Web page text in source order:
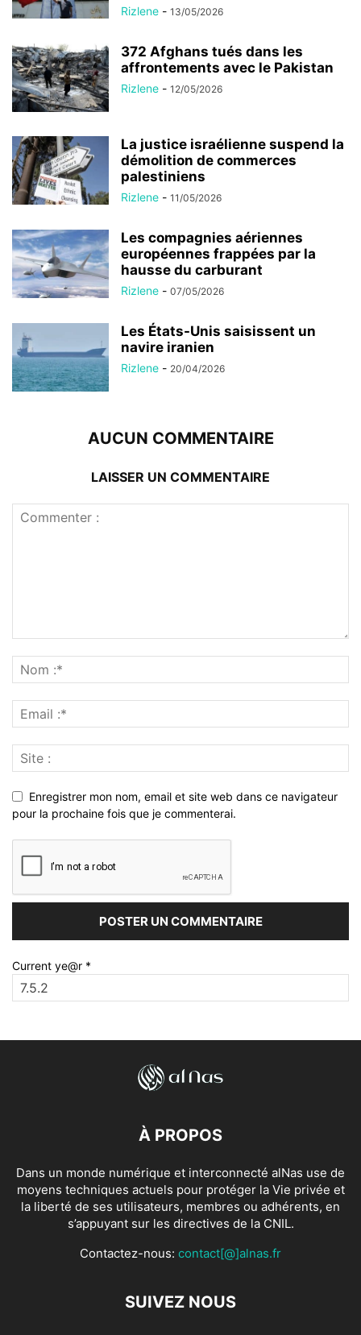
Rizlene - 13/05/2026
372 Afghans tués dans les
affrontements avec le Pakistan
Rizlene - 12/05/2026
La justice israélienne suspend la
démolition de commerces
palestiniens
Rizlene - 11/05/2026
Les compagnies aériennes
européennes frappées par la
hausse du carburant
Rizlene - 07/05/2026
Les États-Unis saisissent un
navire iranien
Rizlene - 20/04/2026
AUCUN COMMENTAIRE
LAISSER UN COMMENTAIRE
Enregistrer mon nom, email et site web dans ce navigateur
pour la prochaine fois que je commenterai.
Current ye@r *
À PROPOS
Dans un monde numérique et interconnecté alNas use de
moyens techniques actuels pour protéger la Vie privée et
la liberté de ses utilisateurs, membres ou adhérents, en
s’appuyant sur les directives de la CNIL.
Contactez-nous: contact[@]alnas.fr
SUIVEZ NOUS